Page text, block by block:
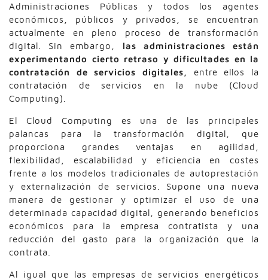
Administraciones Públicas y todos los agentes
económicos, públicos y privados, se encuentran
actualmente en pleno proceso de transformación
digital. Sin embargo, las administraciones están
experimentando cierto retraso y dificultades en la
contratación de servicios digitales,
entre ellos la
contratación de servicios en la nube (Cloud
Computing).
El Cloud Computing es una de las principales
palancas para la transformación digital, que
proporciona grandes ventajas en agilidad,
flexibilidad, escalabilidad y eficiencia en costes
frente a los modelos tradicionales de autoprestación
y externalización de servicios. Supone una nueva
manera de gestionar y optimizar el uso de una
determinada capacidad digital, generando beneficios
económicos para la empresa contratista y una
reducción del gasto para la organización que la
contrata.
Al igual que las empresas de servicios energéticos